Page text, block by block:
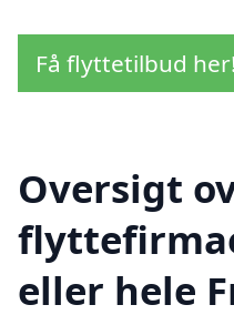
Få flyttetilbud her!
Oversigt
eller hele